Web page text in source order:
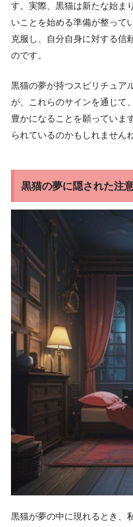
す。実際、黒猫は新たな始ま
いことを始める準備が整って
克服し、自分自身に対する信
のです。
黒猫の夢が持つスピリチュア
が、これらのサインを通じて
豊かになることを願っていま
られているのかもしれませんね
黒猫の夢に隠された注
黒猫が夢の中に現れるとき、